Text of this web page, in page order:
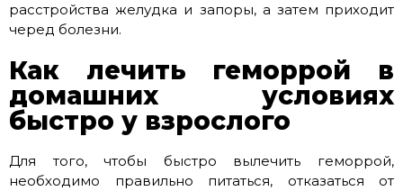
расстройства желудка и запоры, а затем приходит
черед болезни.
Как лечить геморрой в
домашних условиях
быстро у взрослого
Для того, чтобы быстро вылечить геморрой,
необходимо правильно питаться, отказаться от